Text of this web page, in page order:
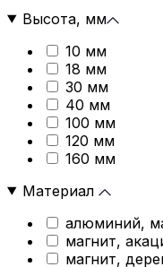
Высота, мм
10 мм
18 мм
30 мм
40 мм
100 мм
120 мм
160 мм
Материал
алюминий,
магнит,
магнит,